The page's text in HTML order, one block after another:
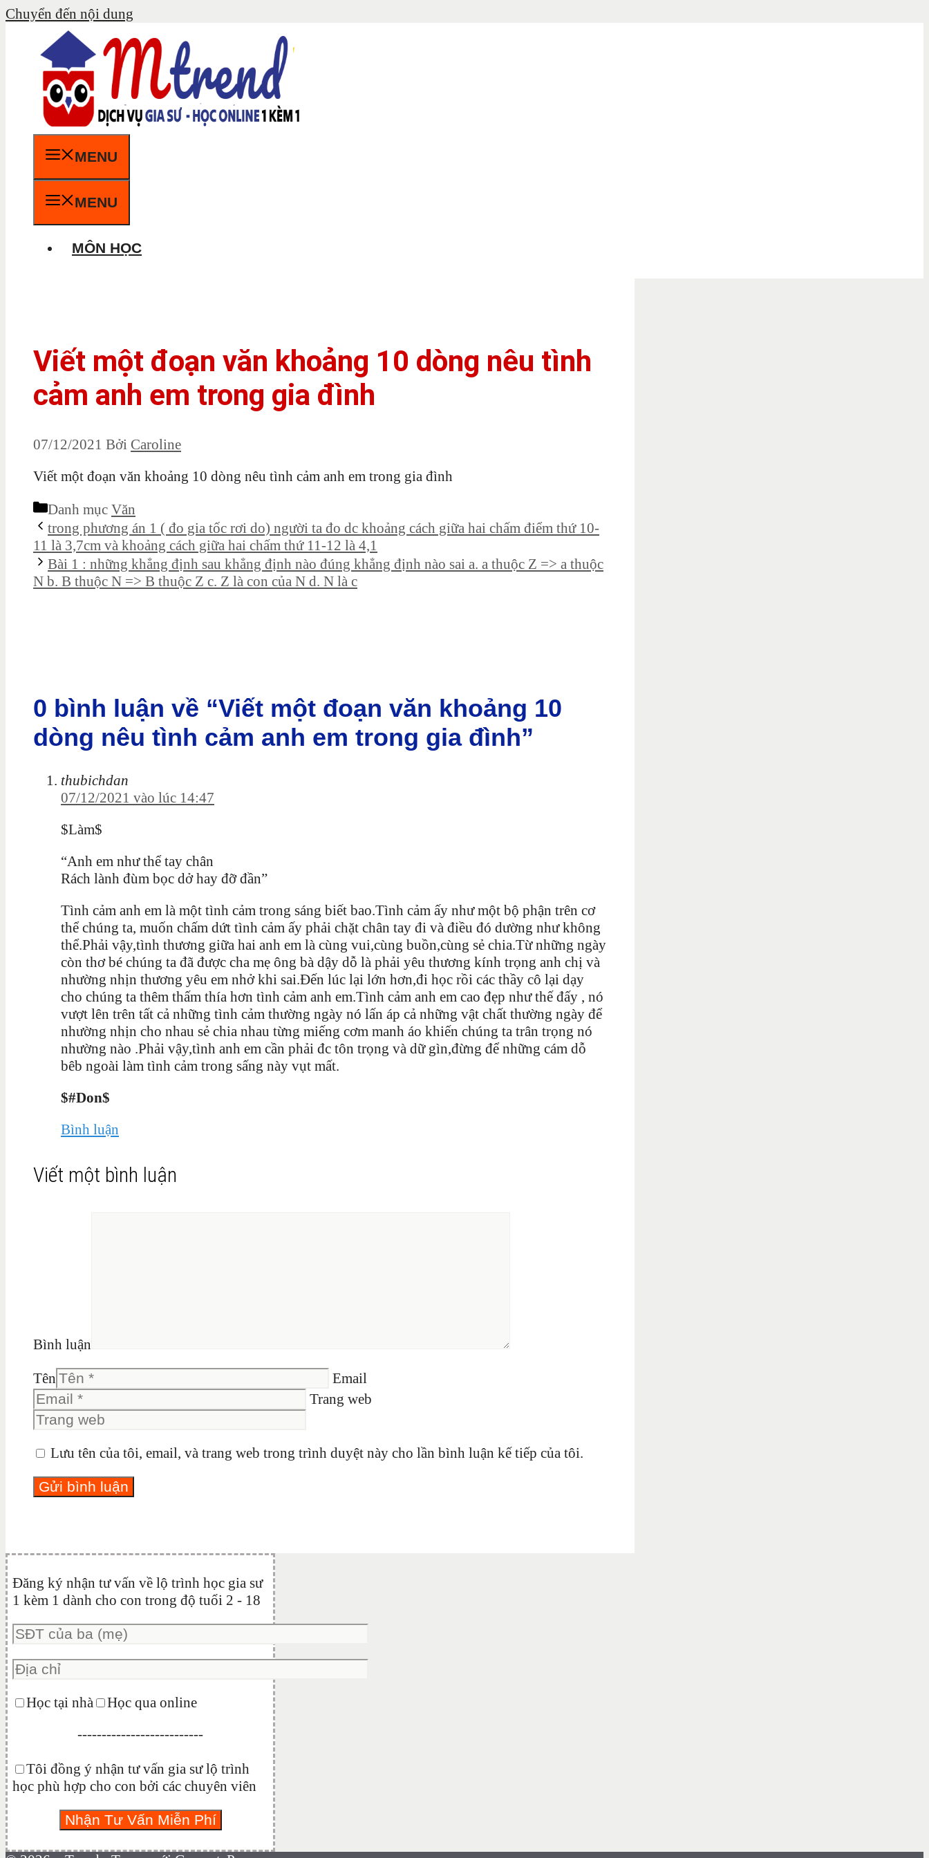
Chuyển đến nội dung
MENU
MENU
MÔN HỌC
Viết một đoạn văn khoảng 10 dòng nêu tình
cảm anh em trong gia đình
07/12/2021 Bởi Caroline
Viết một đoạn văn khoảng 10 dòng nêu tình cảm anh em trong gia đình
Danh mục Văn
trong phương án 1 ( đo gia tốc rơi do) người ta đo dc khoảng cách giữa hai chấm điểm thứ 10-
11 là 3,7cm và khoảng cách giữa hai chấm thứ 11-12 là 4,1
Bài 1 : những khẳng định sau khẳng định nào đúng khẳng định nào sai a. a thuộc Z => a thuộc
N b. B thuộc N => B thuộc Z c. Z là con của N d. N là c
0 bình luận về “Viết một đoạn văn khoảng 10
dòng nêu tình cảm anh em trong gia đình”
thubichdan
07/12/2021 vào lúc 14:47
$Làm$
“Anh em như thể tay chân
Rách lành đùm bọc dở hay đỡ đần”
Tình cảm anh em là một tình cảm trong sáng biết bao.Tình cảm ấy như một bộ phận trên cơ
thể chúng ta, muốn chấm dứt tình cảm ấy phải chặt chân tay đi và điều đó dường như không
thể.Phải vậy,tình thương giữa hai anh em là cùng vui,cùng buồn,cùng sẻ chia.Từ những ngày
còn thơ bé chúng ta đã được cha mẹ ông bà dậy dỗ là phải yêu thương kính trọng anh chị và
nhường nhịn thương yêu em nhở khi sai.Đến lúc lại lớn hơn,đi học rồi các thầy cô lại dạy
cho chúng ta thêm thấm thía hơn tình cảm anh em.Tình cảm anh em cao đẹp như thế đấy , nó
vượt lên trên tất cả những tình cảm thường ngày nó lấn áp cả những vật chất thường ngày để
nhường nhịn cho nhau sẻ chia nhau từng miếng cơm manh áo khiến chúng ta trân trọng nó
nhường nào .Phải vậy,tình anh em cần phải đc tôn trọng và dữ gìn,đừng để những cám dỗ
bêb ngoài làm tình cảm trong sấng này vụt mất.
$#Don$
Bình luận
Viết một bình luận
Bình luận
Tên
Email
Trang web
Lưu tên của tôi, email, và trang web trong trình duyệt này cho lần bình luận kế tiếp của tôi.
Đăng ký nhận tư vấn về lộ trình học gia sư
1 kèm 1 dành cho con trong độ tuổi 2 - 18
Học tại nhà
Học qua online
--------------------------
Tôi đồng ý nhận tư vấn gia sư lộ trình
học phù hợp cho con bởi các chuyên viên